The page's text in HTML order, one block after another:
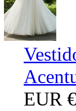
EUR